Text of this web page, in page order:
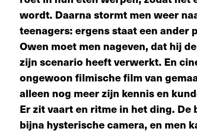
wordt. Daarna stormt men weer
teenagers: ergens staat een ander
Owen moet men nageven, dat hij
zijn scenario heeft verwerkt. En
ongewoon filmische film van
alleen nog meer zijn kennis en
Er zit vaart en ritme in het ding.
bijna hysterische camera, en men